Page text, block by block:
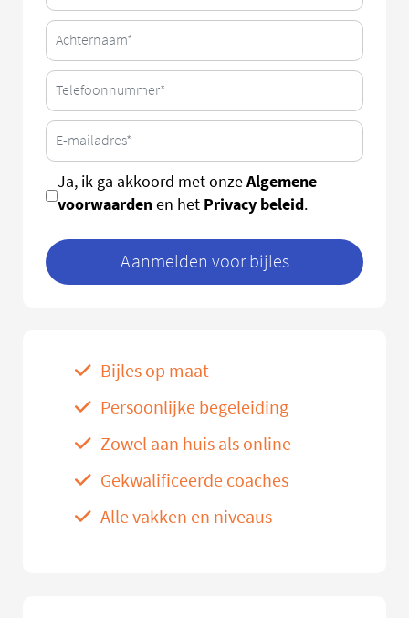
Ja, ik ga akkoord met onzeAlgemene
voorwaardenen het Privacy beleid.
Aanmelden voor bijles
Bijles op maat
Persoonlijke begeleiding
Zowel aan huis als online
Gekwalificeerde coaches
Alle vakken en niveaus